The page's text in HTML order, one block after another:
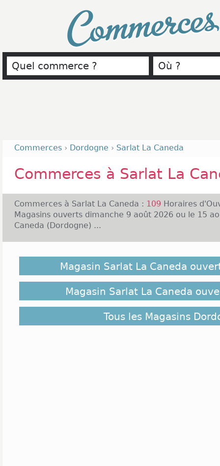
Commerces › Dordogne › Sarlat La Caneda
Commerces à Sarlat La
Commerces à Sarlat La Caneda : 109 Horaires
Magasins ouverts dimanche 9 août 2026 ou le 15
Caneda (Dordogne) ...
Cette cité médiévale est considérée comme la
une ville moyenne de moins de 10 000 habitants.
paysages naturels agréables et c'est une
due au calme et à la douceur du climat. La
le tourisme qu'elle doit essentiellement à
nombreuses personnes. Ensuite, c'est
la principale activité économique avec en
Magasin Sarlat La Caneda
Magasin Sarlat La Caneda
Tous les Magasins